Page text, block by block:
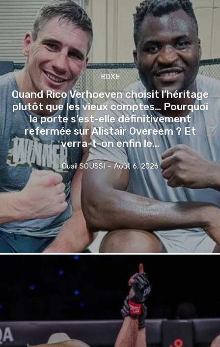
BOXE
Quand Rico Verhoeven choisit l’héritage
plutôt que les vieux comptes… Pourquoi
la porte s’est-elle définitivement
refermée sur Alistair Overeem ? Et
verra-t-on enfin le...
Ouail SOUSSI - Août 6, 2026